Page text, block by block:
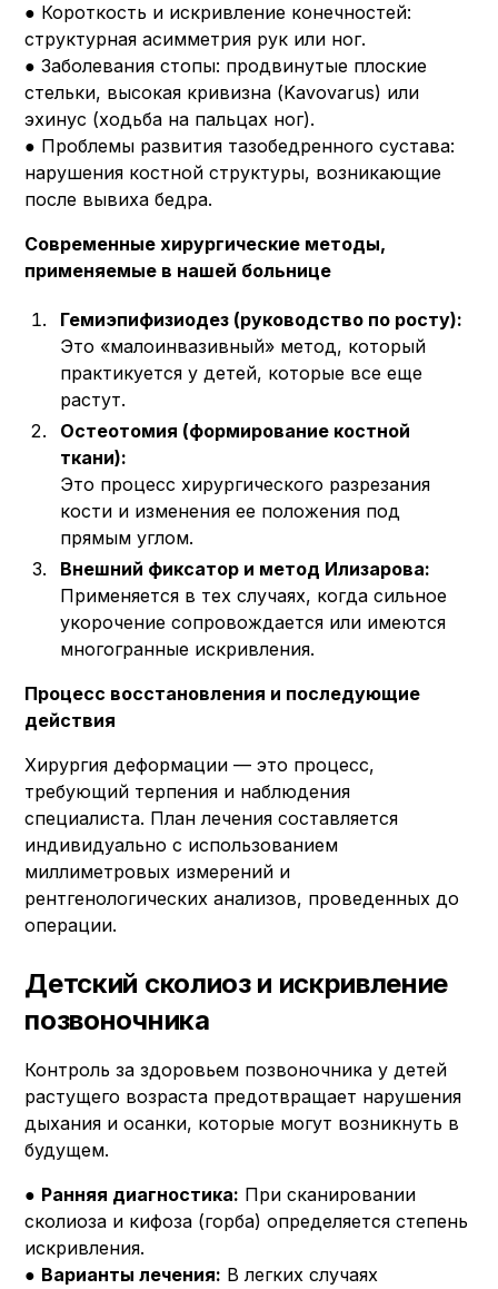
● Короткость и искривление конечностей:
структурная асимметрия рук или ног.
● Заболевания стопы: продвинутые плоские
стельки, высокая кривизна (Kavovarus) или
эхинус (ходьба на пальцах ног).
● Проблемы развития тазобедренного сустава:
нарушения костной структуры, возникающие
после вывиха бедра.
Современные хирургические методы,
применяемые в нашей больнице
Гемиэпифизиодез (руководство по росту):
Это «малоинвазивный» метод, который
практикуется у детей, которые все еще
растут.
Остеотомия (формирование костной
ткани):
Это процесс хирургического разрезания
кости и изменения ее положения под
прямым углом.
Внешний фиксатор и метод Илизарова:
Применяется в тех случаях, когда сильное
укорочение сопровождается или имеются
многогранные искривления.
Процесс восстановления и последующие
действия
Хирургия деформации — это процесс,
требующий терпения и наблюдения
специалиста. План лечения составляется
индивидуально с использованием
миллиметровых измерений и
рентгенологических анализов, проведенных до
операции.
Детский сколиоз и искривление
позвоночника
Контроль за здоровьем позвоночника у детей
растущего возраста предотвращает нарушения
дыхания и осанки, которые могут возникнуть в
будущем.
● Ранняя диагностика: При сканировании
сколиоза и кифоза (горба) определяется степень
искривления.
● Варианты лечения: В легких случаях